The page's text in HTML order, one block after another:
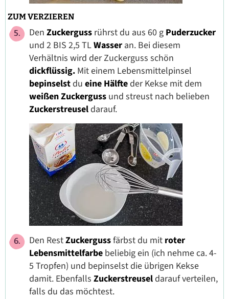
ZUM VERZIEREN
Den Zuckerguss rührst du aus 60 g Puderzucker
und 2 BIS 2,5 TLWasser an. Bei diesem
Verhältnis wird der Zuckerguss schön
dickflüssig. Mit einem Lebensmittelpinsel
bepinselstdu eine Hälfteder Kekse mit dem
weißen Zuckerguss und streust nach belieben
Zuckerstreuseldarauf.
Den RestZuckergussfärbst du mit roter
Lebensmittelfarbe beliebig ein (ich nehme ca. 4-
5 Tropfen) und bepinselst die übrigen Kekse
damit. Ebenfalls Zuckerstreuseldarauf verteilen,
falls du das möchtest.